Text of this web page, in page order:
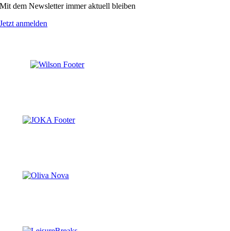
Mit dem Newsletter immer aktuell bleiben
Jetzt anmelden